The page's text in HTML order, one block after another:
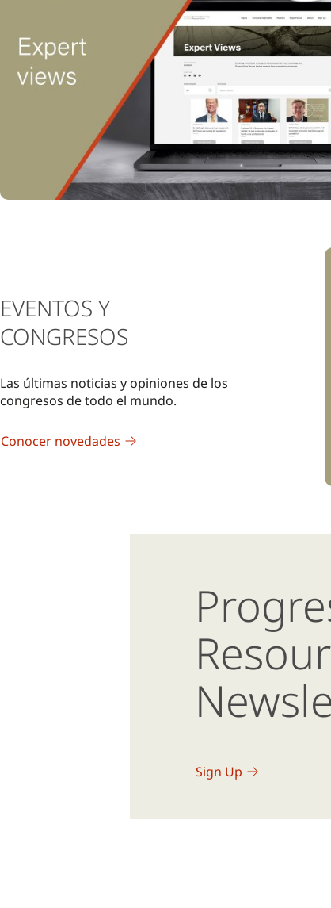
EVENTOS Y
CONGRESOS
Las últimas noticias y opiniones de los
congresos de todo el mundo.
Conocer novedades
Sign Up